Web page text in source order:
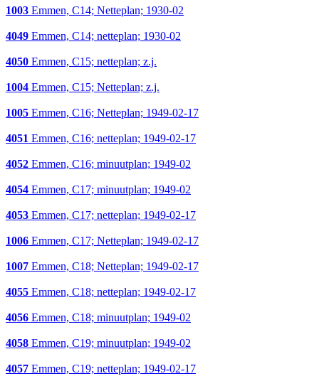
1003 Emmen, C14; Netteplan; 1930-02
4049 Emmen, C14; netteplan; 1930-02
4050 Emmen, C15; netteplan; z.j.
1004 Emmen, C15; Netteplan; z.j.
1005 Emmen, C16; Netteplan; 1949-02-17
4051 Emmen, C16; netteplan; 1949-02-17
4052 Emmen, C16; minuutplan; 1949-02
4054 Emmen, C17; minuutplan; 1949-02
4053 Emmen, C17; netteplan; 1949-02-17
1006 Emmen, C17; Netteplan; 1949-02-17
1007 Emmen, C18; Netteplan; 1949-02-17
4055 Emmen, C18; netteplan; 1949-02-17
4056 Emmen, C18; minuutplan; 1949-02
4058 Emmen, C19; minuutplan; 1949-02
4057 Emmen, C19; netteplan; 1949-02-17